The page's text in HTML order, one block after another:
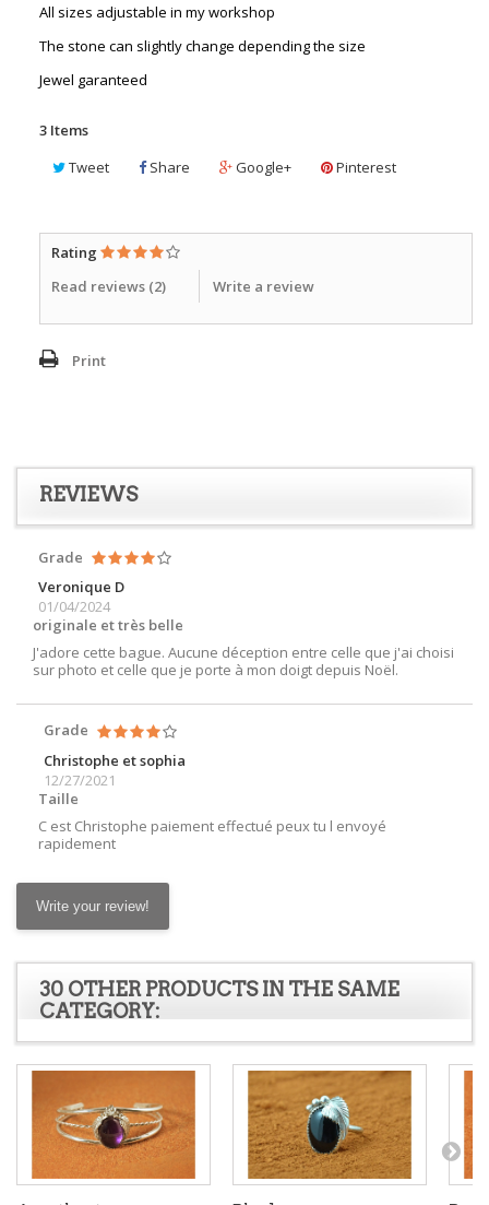
All sizes adjustable in my workshop
The stone can slightly change depending the size
Jewel garanteed
3 Items
Tweet
Share Google+ Pinterest
Rating
Read reviews (2) Write a review
Print
REVIEWS
Grade
Veronique D
01/04/2024
originale et très belle
J'adore cette bague. Aucune déception entre celle que j'ai choisi
sur photo et celle que je porte à mon doigt depuis Noël.
Grade
Christophe et sophia
12/27/2021
Taille
C est Christophe paiement effectué peux tu l envoyé
rapidement
Write your review!
30 OTHER PRODUCTS IN THE SAME
CATEGORY: